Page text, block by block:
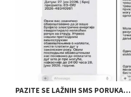
PAZITE SE LAŽNIH SMS PORUKA…